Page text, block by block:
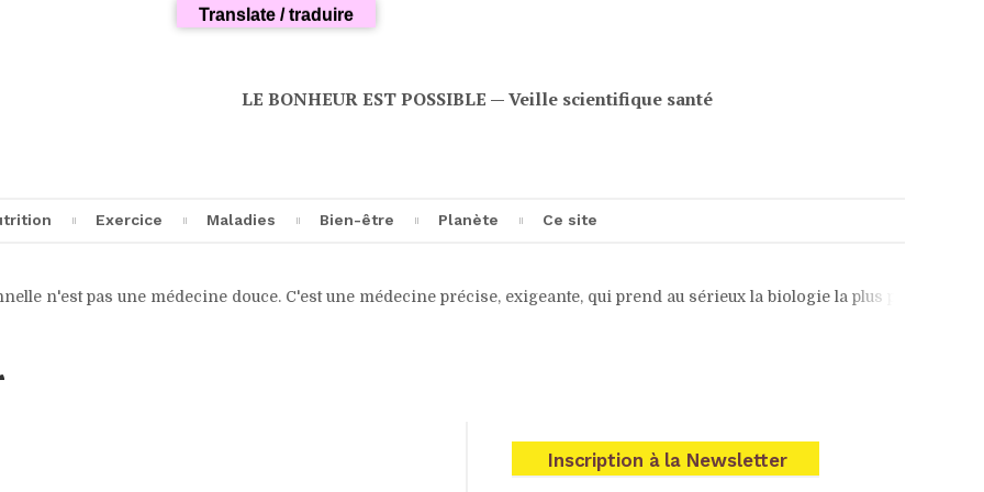
LE BONHEUR EST POSSIBLE — Veille scientifique santé
Exercice Maladies Bien-être Planète Ce site
une médecine douce. C'est une médecine précise, exigeante, qui prend au sérieux la biologie la plus pointue et la psyché la
Inscription à la Newsletter
Translate / traduire